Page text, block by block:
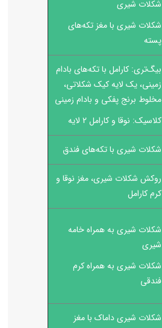
شکلات شیری
شکلات شیری با مغز تکه‌های
پسته
بیگ‌تری: کارامل با تکه‌های بادام
زمینی،یک لایه کیک شکلاتی،
مخلوط برنج پفکی و بادام زمینی
کلاسیک: نوقا و کارامل 2 لایه
شکلات شیری با تکه‌های فندق
روکش شکلات شیری، مغز نوقا و
کرم کارامل
شکلات شیری به همراه خامه
شیری
شکلات شیری به همراه کرم
فندقی
شکلات شیری داماک با مغز